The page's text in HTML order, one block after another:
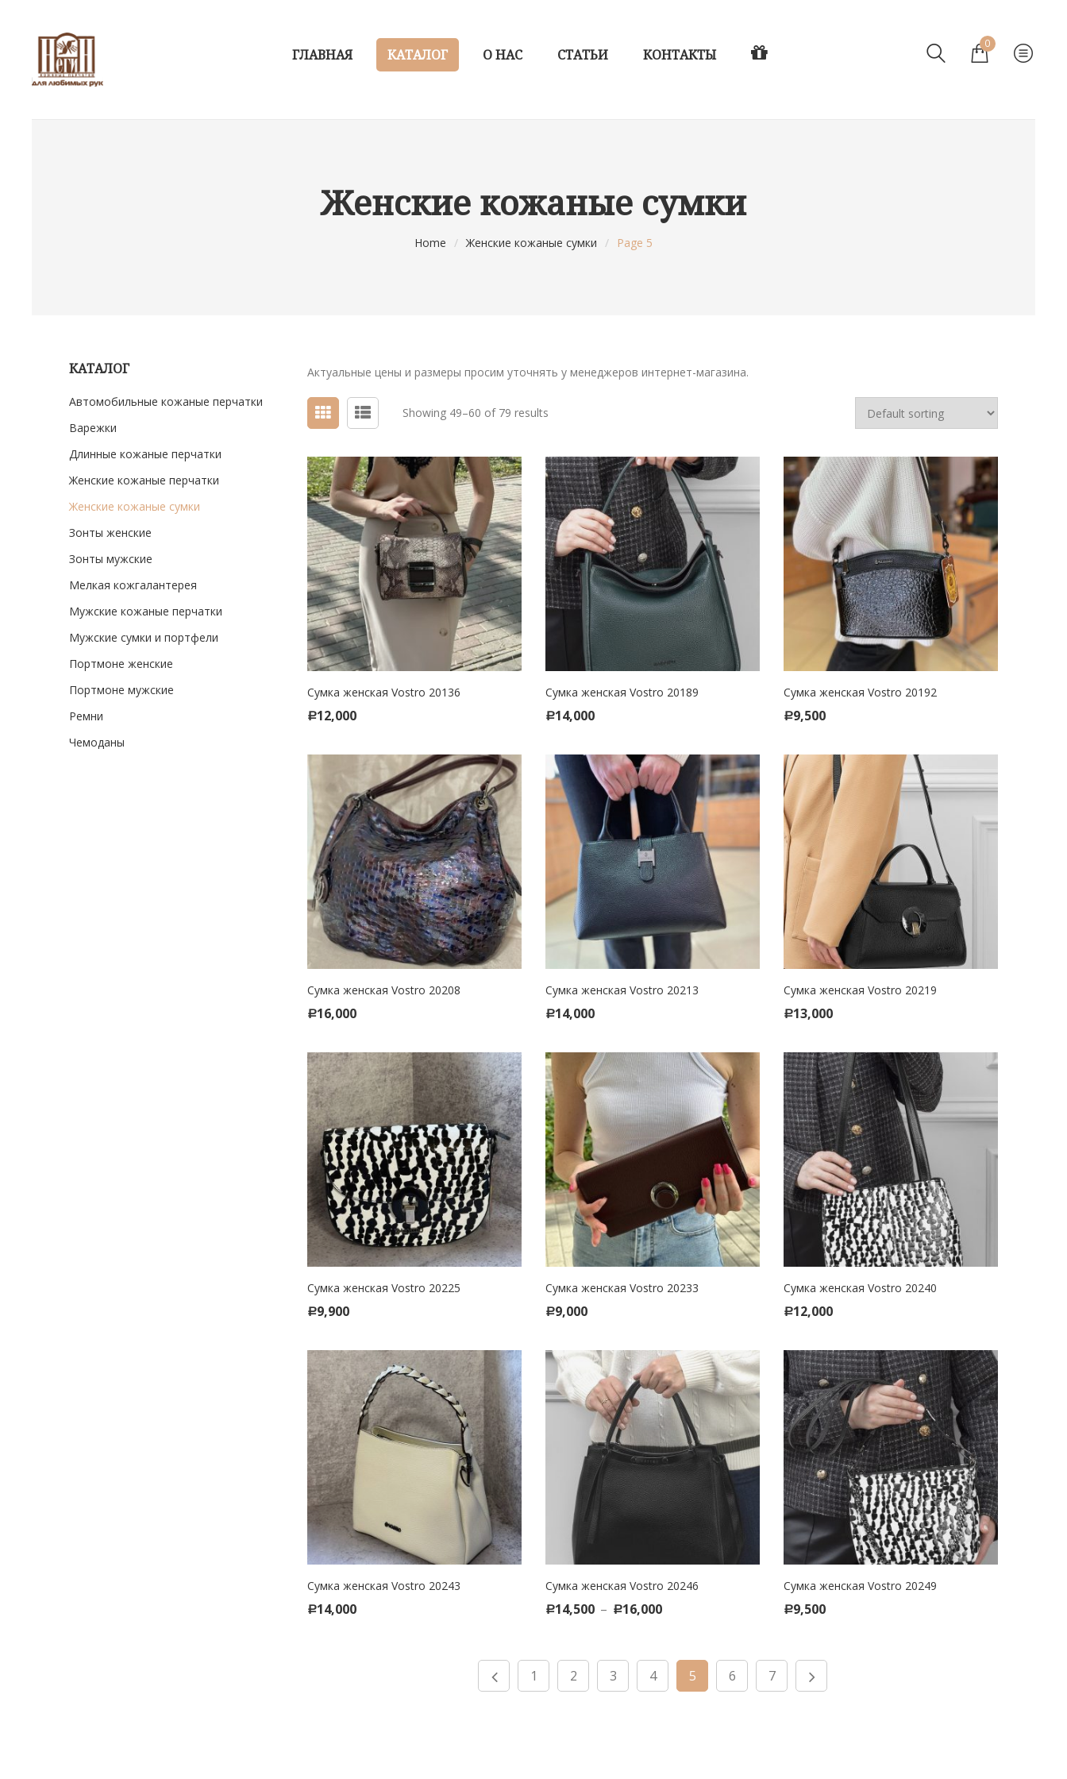
ГЛАВНАЯ КАТАЛОГ О НАС СТАТЬИ КОНТАКТЫ
0
Женские кожаные сумки
Home / Женские кожаные сумки / Page 5
КАТАЛОГ
Автомобильные кожаные перчатки
Варежки
Длинные кожаные перчатки
Женские кожаные перчатки
Женские кожаные сумки
Зонты женские
Зонты мужские
Мелкая кожгалантерея
Мужские кожаные перчатки
Мужские сумки и портфели
Портмоне женские
Портмоне мужские
Ремни
Чемоданы
Актуальные цены и размеры просим уточнять у менеджеров интернет-магазина.
Showing 49–60 of 79 results
Сумка женская Vostro 20136
Р12,000
SELECT OPTIONS
Сумка женская Vostro 20189
Р14,000
SELECT OPTIONS
Сумка женская Vostro 20192
Р9,500
SELECT OPTIONS
Сумка женская Vostro 20208
Р16,000
SELECT OPTIONS
Сумка женская Vostro 20213
Р14,000
SELECT OPTIONS
Сумка женская Vostro 20219
Р13,000
SELECT OPTIONS
Сумка женская Vostro 20225
Р9,900
SELECT OPTIONS
Сумка женская Vostro 20233
Р9,000
ADD TO CART
Сумка женская Vostro 20240
Р12,000
SELECT OPTIONS
Сумка женская Vostro 20243
Р14,000
SELECT OPTIONS
Сумка женская Vostro 20246
Р14,500 – Р16,000
SELECT OPTIONS
Сумка женская Vostro 20249
Р9,500
SELECT OPTIONS
1 2 3 4 5 6 7